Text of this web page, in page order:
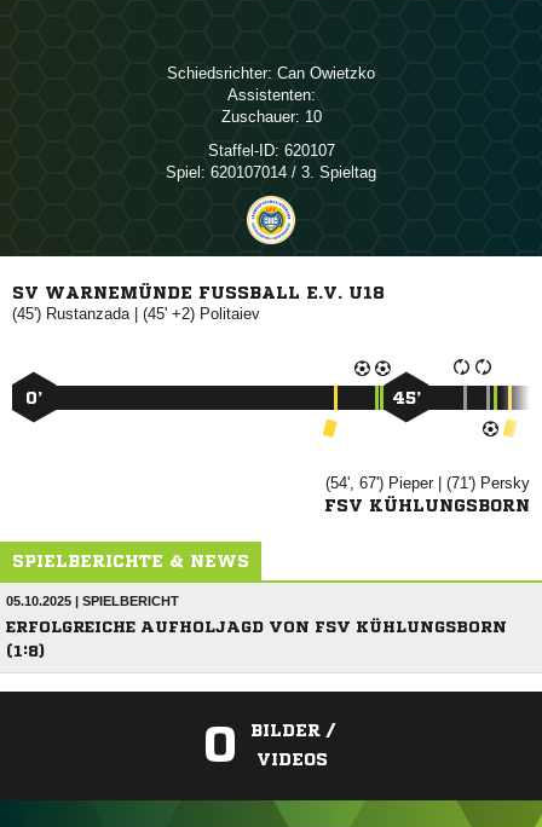
Schiedsrichter:  
Assistenten:
Zuschauer: 10
Staffel-ID: 620107
Spiel: 620107014 / 3. Spieltag
SV WARNEMÜNDE FUSSBALL E.V. U18
(45') | (45' +2) 
0’ 45’
(54', 67') | (71') 
FSV KÜHLUNGSBORN
SPIELBERICHTE & NEWS
05.10.2025 | SPIELBERICHT
ERFOLGREICHE AUFHOLJAGD VON FSV KÜHLUNGSBORN
(1:8)
0
BILDER /
VIDEOS